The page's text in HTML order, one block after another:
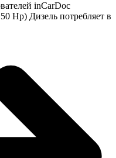
inCarDoc
Hp) Дизель потребляет в